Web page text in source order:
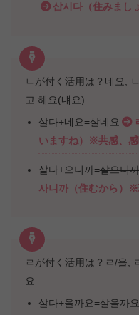
삽시다（住みまし
ㄴが付く活用は？네요,
고 해요(냬요)
살다+네요=살네요
いますね）※共感、
살다+으니까=살으니까
사니까（住むから）
ㄹが付く活用は？ㄹ/을,
요…
살다+을까요=살을까요